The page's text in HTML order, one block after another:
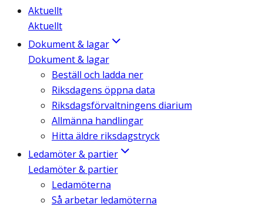
Aktuellt
Aktuellt
Dokument & lagar
Dokument & lagar
Beställ och ladda ner
Riksdagens öppna data
Riksdagsförvaltningens diarium
Allmänna handlingar
Hitta äldre riksdagstryck
Ledamöter & partier
Ledamöter & partier
Ledamöterna
Så arbetar ledamöterna